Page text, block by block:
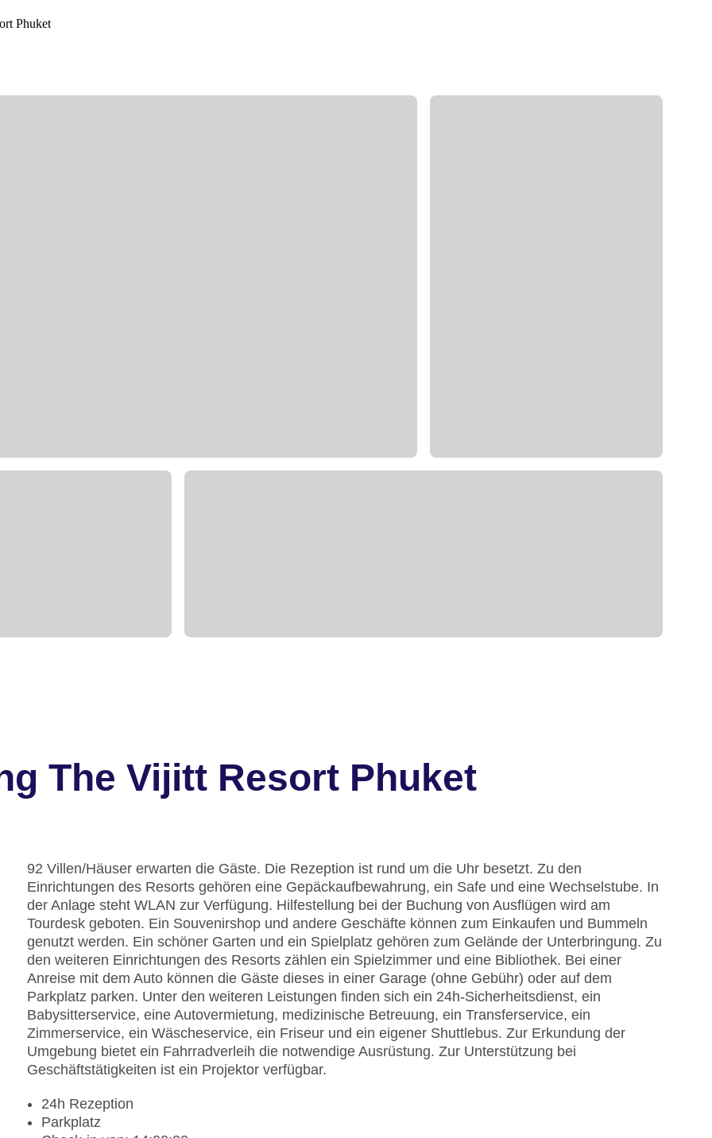
The Vijitt Resort Phuket
92 Villen/Häuser erwarten die Gäste. Die Rezeption ist rund um die Uhr besetzt. Zu den
Einrichtungen des Resorts gehören eine Gepäckaufbewahrung, ein Safe und eine Wechselstube. In
der Anlage steht WLAN zur Verfügung. Hilfestellung bei der Buchung von Ausflügen wird am
Tourdesk geboten. Ein Souvenirshop und andere Geschäfte können zum Einkaufen und Bummeln
genutzt werden. Ein schöner Garten und ein Spielplatz gehören zum Gelände der Unterbringung. Zu
den weiteren Einrichtungen des Resorts zählen ein Spielzimmer und eine Bibliothek. Bei einer
Anreise mit dem Auto können die Gäste dieses in einer Garage (ohne Gebühr) oder auf dem
Parkplatz parken. Unter den weiteren Leistungen finden sich ein 24h-Sicherheitsdienst, ein
Babysitterservice, eine Autovermietung, medizinische Betreuung, ein Transferservice, ein
Zimmerservice, ein Wäscheservice, ein Friseur und ein eigener Shuttlebus. Zur Erkundung der
Umgebung bietet ein Fahrradverleih die notwendige Ausrüstung. Zur Unterstützung bei
Geschäftstätigkeiten ist ein Projektor verfügbar.
24h Rezeption
Parkplatz